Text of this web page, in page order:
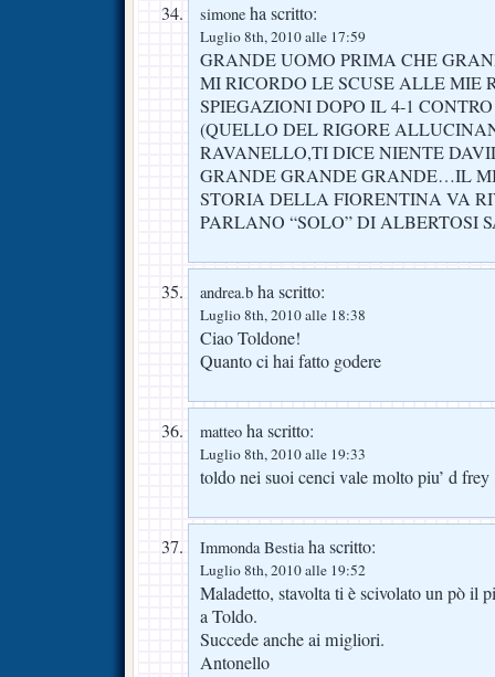
simone ha scritto:
Luglio 8th, 2010 alle 17:59
GRANDE UOMO PRIMA CHE
MI RICORDO LE SCUSE ALLE MIE
SPIEGAZIONI DOPO IL 4-1
(QUELLO DEL RIGORE
RAVANELLO,TI DICE NIENTE
GRANDE GRANDE GRANDE…IL
STORIA DELLA FIORENTINA VA
PARLANO “SOLO” DI ALBERTOSI
andrea.b ha scritto:
Luglio 8th, 2010 alle 18:38
Ciao Toldone!
Quanto ci hai fatto godere
matteo ha scritto:
Luglio 8th, 2010 alle 19:33
toldo nei suoi cenci vale molto piu’ d frey
Immonda Bestiaha scritto:
Luglio 8th, 2010 alle 19:52
Maladetto, stavolta ti è scivolato un pò il
a Toldo.
Succede anche ai migliori.
Antonello